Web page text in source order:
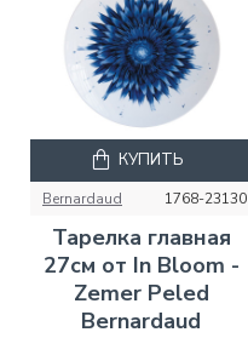
Bernardaud 1768-23130
Тарелка главная
27см от In Bloom -
Zemer Peled
Bernardaud
КУПИТЬ